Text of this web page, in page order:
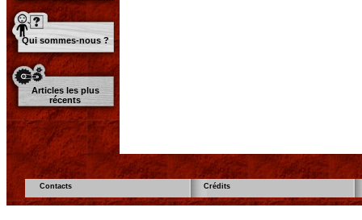
Qui sommes-nous ?
Articles les plus
récents
Contacts Crédits